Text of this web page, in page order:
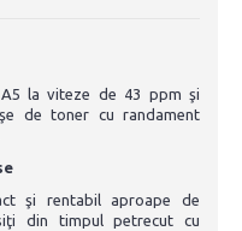
la viteze de 43 ppm şi
de toner cu randament
şi rentabil aproape de
din timpul petrecut cu